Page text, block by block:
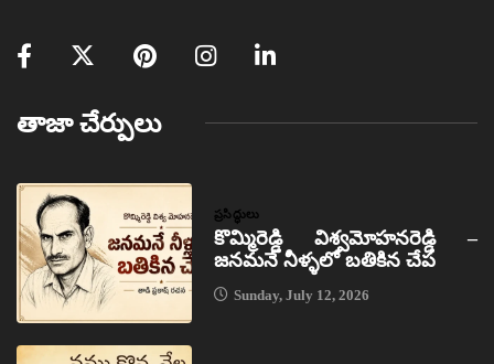
తాజా చేర్పులు
ప్రసిద్ధులు
కొమ్మిరెడ్డి విశ్వమోహనరెడ్డి –
జనమనే నీళ్ళలో బతికిన చేప
Sunday, July 12, 2026